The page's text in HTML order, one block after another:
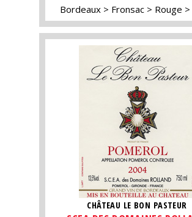
Bordeaux Fronsac Rouge
CHÂTEAU LE BON PASTEUR